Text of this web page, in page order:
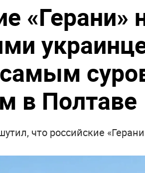
«Герани»
в Полтаве
что российские